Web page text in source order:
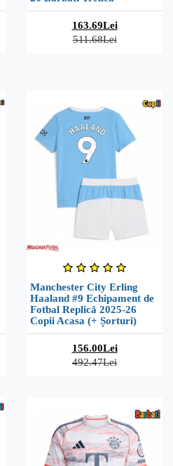
163.69Lei
511.68Lei
Manchester City Erling
Haaland #9 Echipament de
Fotbal Replică 2025-26
Copii Acasa (+ Șorturi)
156.00Lei
492.47Lei